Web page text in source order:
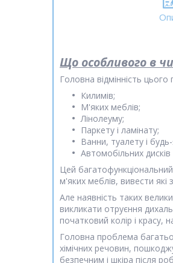
Що особливого в
Головна відмінність
Килимів;
М'яких меблів;
Лінолеуму;
Паркету і ламінату;
Ванни, туалету і
Автомобільних дисків
Цей
м'яких меблів, вивести
Але наявність таких
викликати отруєння
початковий колір і красу,
Головна проблема
хімічних речовин,
безпечним і шкіра після